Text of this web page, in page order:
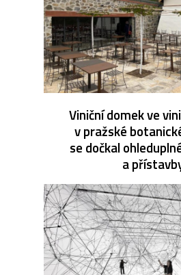
Viniční domek ve
v pražské
se dočkal
a